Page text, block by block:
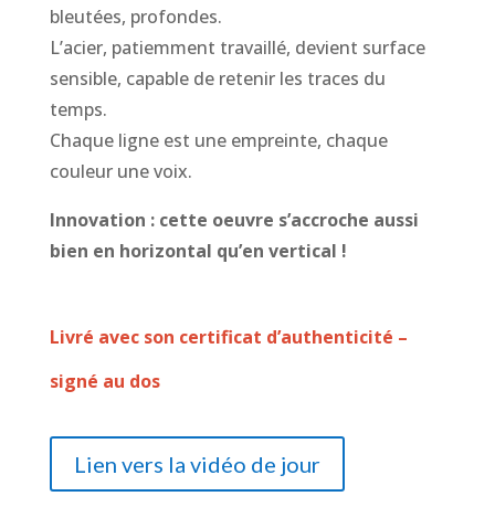
bleutées, profondes.
L’acier, patiemment travaillé, devient surface
sensible, capable de retenir les traces du
temps.
Chaque ligne est une empreinte, chaque
couleur une voix.
Innovation : cette oeuvre s’accroche aussi
bien en horizontal qu’en vertical !
Livré avec son certificat d’authenticité –
signé au dos
Lien vers la vidéo de jour